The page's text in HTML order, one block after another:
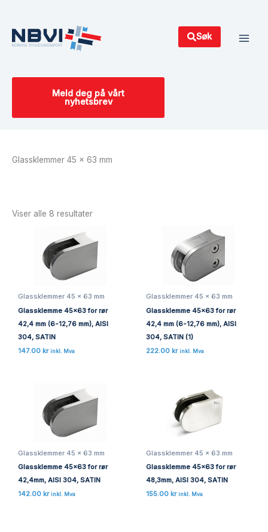
innholdet
Søk
Meld deg på vårt
nyhetsbrev
Glassklemmer 45 x 63 mm
Viser alle 8 resultater
Glassklemmer 45 x 63 mm
Glassklemme 45×63 for rør
42,4 mm (6-12,76 mm), AISI
304, SATIN
147.00 kr inkl. Mva
Glassklemmer 45 x 63 mm
Glassklemme 45×63 for rør
42,4 mm (6-12,76 mm), AISI
304, SATIN (1)
222.00 kr inkl. Mva
Glassklemmer 45 x 63 mm
Glassklemme 45×63 for rør
42,4mm, AISI 304, SATIN
142.00 kr inkl. Mva
Glassklemmer 45 x 63 mm
Glassklemme 45×63 for rør
48,3mm, AISI 304, SATIN
155.00 kr inkl. Mva